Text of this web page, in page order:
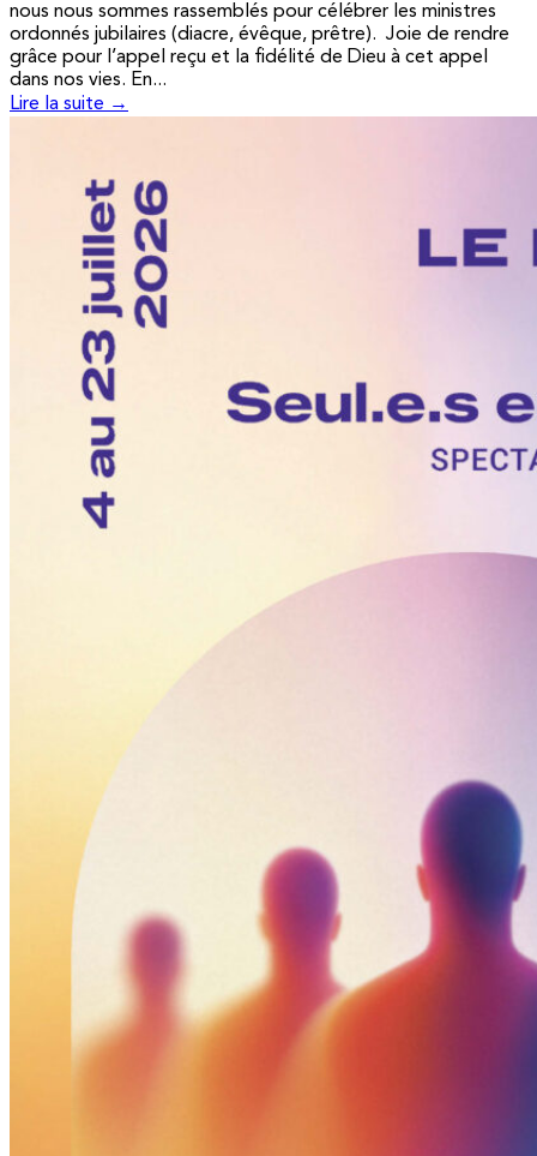
nous nous sommes rassemblés pour célébrer les ministres
ordonnés jubilaires (diacre, évêque, prêtre). Joie de rendre
grâce pour l’appel reçu et la fidélité de Dieu à cet appel
dans nos vies. En...
Lire la suite →